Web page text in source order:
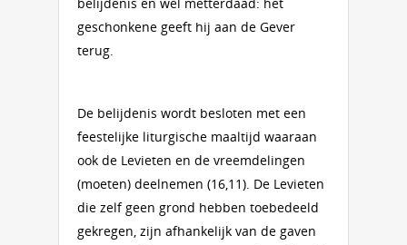
geschonkene geeft hij aan de Gever
terug.
De belijdenis wordt besloten met een
feestelijke liturgische maaltijd waaraan
ook de Levieten en de vreemdelingen
(moeten) deelnemen (16,11). De Levieten
die zelf geen grond hebben toebedeeld
gekregen, zijn afhankelijk van de gaven